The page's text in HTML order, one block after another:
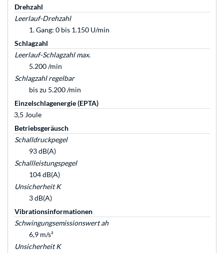
Drehzahl
Leerlauf-Drehzahl
1. Gang: 0 bis 1.150 U/min
Schlagzahl
Leerlauf-Schlagzahl max.
5.200 /min
Schlagzahl regelbar
bis zu 5.200 /min
Einzelschlagenergie (EPTA)
3,5 Joule
Betriebsgeräusch
Schalldruckpegel
93 dB(A)
Schallleistungspegel
104 dB(A)
Unsicherheit K
3 dB(A)
Vibrationsinformationen
Schwingungsemissionswert ah
6,9 m/s²
Unsicherheit K